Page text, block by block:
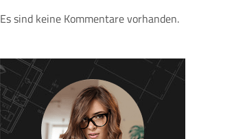
Es sind keine Kommentare vorhanden.